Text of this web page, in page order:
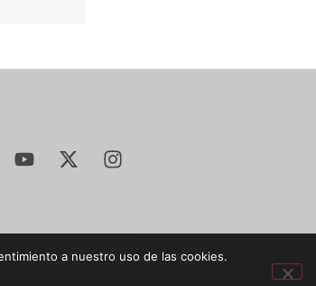
a nuestro uso de las cookies.